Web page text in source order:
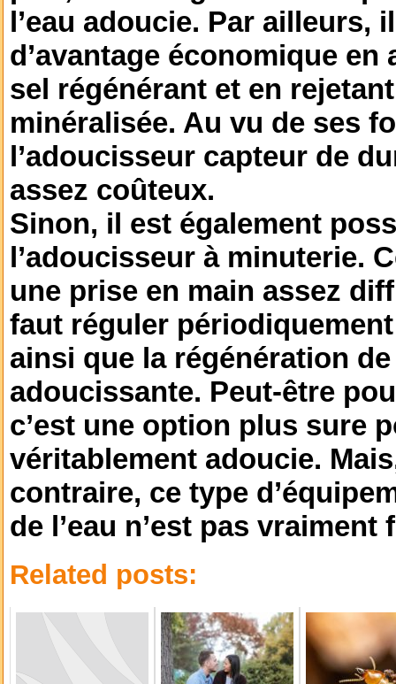
l’eau adoucie. Par ailleurs,
d’avantage économique
sel régénérant et en
minéralisée. Au vu de ses
l’adoucisseur capteur de
assez coûteux.
Sinon, il est également
l’adoucisseur à minuterie.
une prise en main assez
faut réguler
ainsi que la régénération
adoucissante. Peut-être
c’est une option plus sure
véritablement adoucie.
contraire, ce type
de l’eau n’est pas
Related posts: